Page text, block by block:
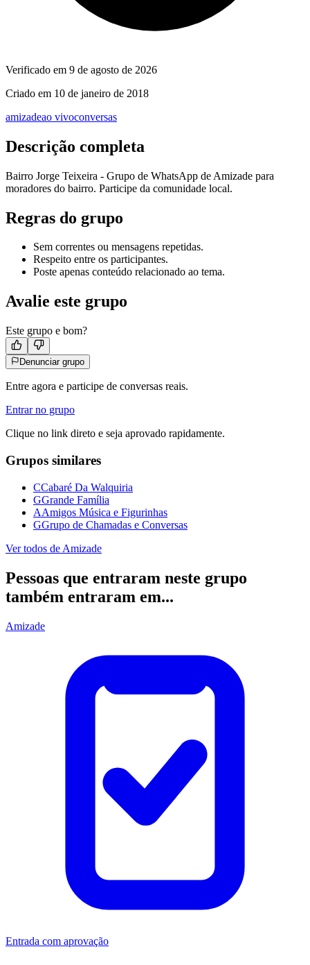
Verificado em 9 de agosto de 2026
Criado em 10 de janeiro de 2018
amizadeao vivoconversas
Descrição completa
Bairro Jorge Teixeira - Grupo de WhatsApp de Amizade para
moradores do bairro. Participe da comunidade local.
Regras do grupo
Sem correntes ou mensagens repetidas.
Respeito entre os participantes.
Poste apenas conteúdo relacionado ao tema.
Avalie este grupo
Este grupo e bom?
Denunciar grupo
Entre agora e participe de conversas reais.
Entrar no grupo
Clique no link direto e seja aprovado rapidamente.
Grupos similares
CCabaré Da Walquiria
GGrande Família
AAmigos Música e Figurinhas
GGrupo de Chamadas e Conversas
Ver todos de Amizade
Pessoas que entraram neste grupo
também entraram em...
Amizade
Entrada com aprovação